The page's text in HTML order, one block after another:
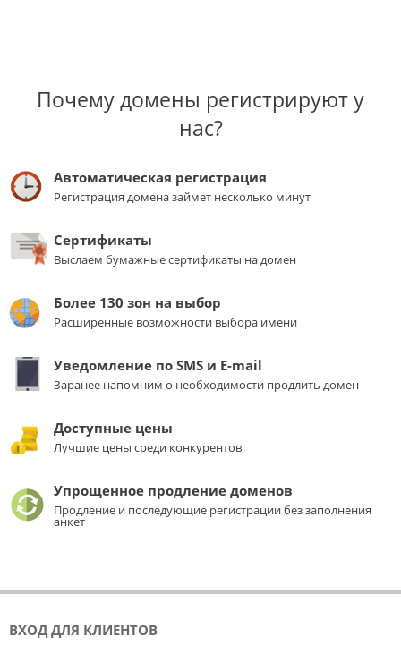
Почему домены регистрируют у
нас?
Автоматическая регистрация
Регистрация домена займет несколько минут
Сертификаты
Выслаем бумажные сертификаты на домен
Более 130 зон на выбор
Расширенные возможности выбора имени
Уведомление по SMS и E-mail
Заранее напомним о необходимости продлить домен
Доступные цены
Лучшие цены среди конкурентов
Упрощенное продление доменов
Продление и последующие регистрации без заполнения
анкет
ВХОД ДЛЯ КЛИЕНТОВ